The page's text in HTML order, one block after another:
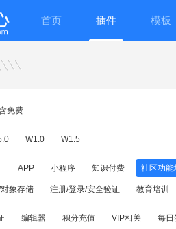
首页 插件 模板
免费
W1.0 W1.5
APP 小程序 知识付费 社区功能
象存储 注册/登录/安全验证 教育培训
编辑器 积分充值 VIP相关 每日